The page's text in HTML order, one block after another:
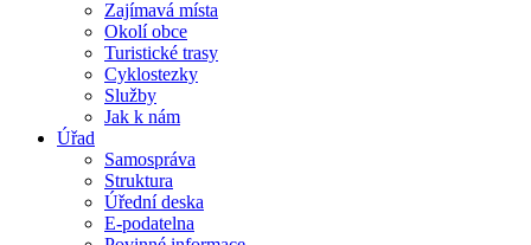
Zajímavá místa
Okolí obce
Turistické trasy
Cyklostezky
Služby
Jak k nám
Úřad
Samospráva
Struktura
Úřední deska
E-podatelna